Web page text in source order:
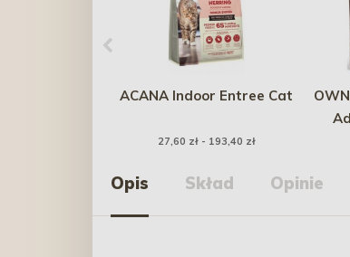
ACANA Indoor Entree Cat
27,60 zł - 193,40 zł
Opis Skład Opinie